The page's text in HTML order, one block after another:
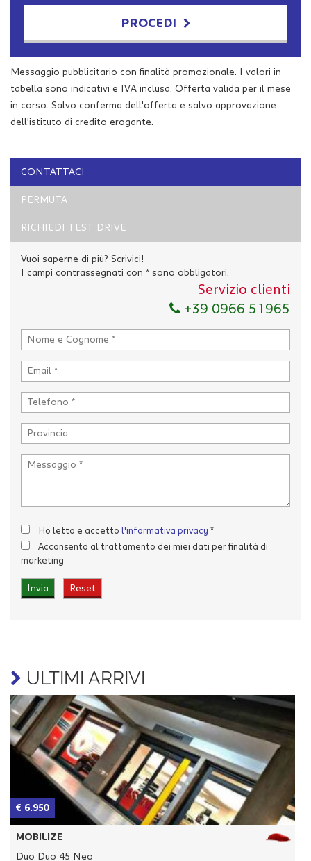
PROCEDI
Contattaci
l'informativa privacy*
marketing
Messaggio pubblicitario con finalità promozionale. I valori in
tabella sono indicativi e IVA inclusa. Offerta valida per il mese
in corso. Salvo conferma dell'offerta e salvo approvazione
dell'istituto di credito erogante.
CONTATTACI
PERMUTA
RICHIEDI TEST DRIVE
Vuoi saperne di più? Scrivici!
I campi contrassegnati con * sono obbligatori.
Servizio clienti
+39 0966 51965
Ho letto e accetto l'informativa privacy *
Acconsento al trattamento dei miei dati per finalità di
marketing
ULTIMI ARRIVI
€ 6.950
MOBILIZE
Duo Duo 45 Neo